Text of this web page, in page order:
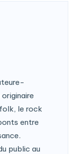
le rock
entre
public au